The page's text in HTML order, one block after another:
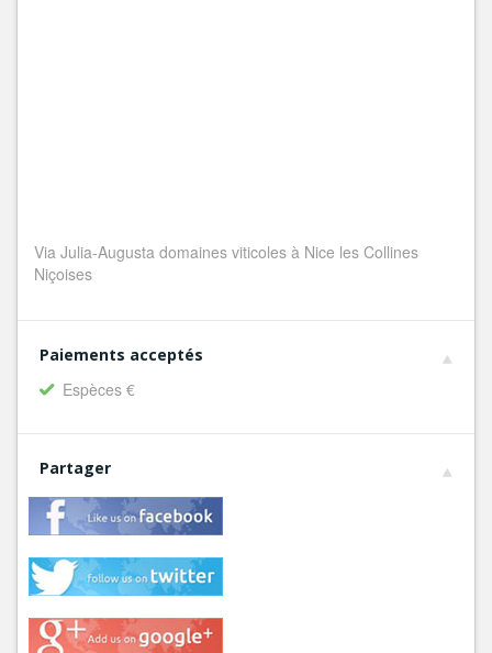
Via Julia-Augusta domaines viticoles à Nice les Collines
Niçoises
Paiements acceptés
Espèces €
Partager